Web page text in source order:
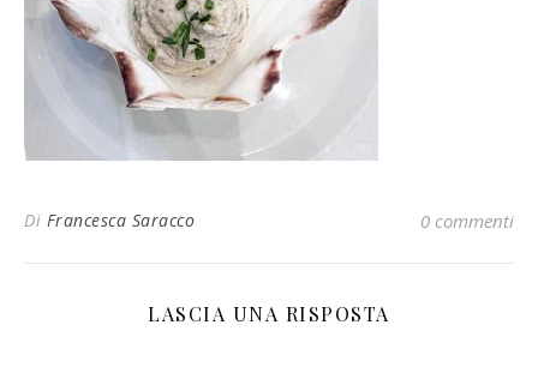
Di Francesca Saracco 0 commenti
LASCIA UNA RISPOSTA